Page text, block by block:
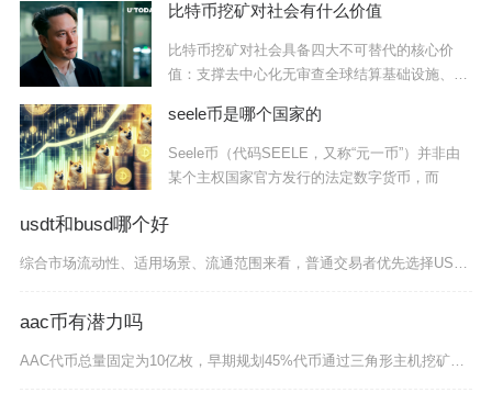
比特币挖矿对社会有什么价值
比特币挖矿对社会具备四大不可替代的核心价
值：支撑去中心化无审查全球结算基础设施、加
seele币是哪个国家的
Seele币（代码SEELE，又称“元一币”）并非由
某个主权国家官方发行的法定数字货币，而
usdt和busd哪个好
综合市场流动性、适用场景、流通范围来看，普通交易者优先选择USDT，追求合规风控且仅在币安
aac币有潜力吗
AAC代币总量固定为10亿枚，早期规划45%代币通过三角形主机挖矿释放，剩余份额分配给基金